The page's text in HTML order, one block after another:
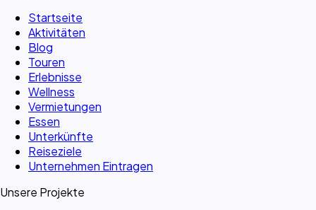
Startseite
Aktivitäten
Blog
Touren
Erlebnisse
Wellness
Vermietungen
Essen
Unterkünfte
Reiseziele
Unternehmen Eintragen
Unsere Projekte